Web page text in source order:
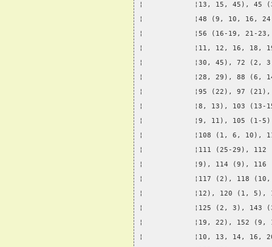
¦            ¦13, 15, 45), 45
¦            ¦48 (9, 10, 16,
¦            ¦56 (16-19, 21-
¦            ¦11, 12, 16, 18,
¦            ¦30, 45), 72 (2,
¦            ¦28, 29), 88 (6,
¦            ¦95 (22), 97
¦            ¦8, 13), 103
¦            ¦9, 11), 105 (1-
¦            ¦108 (1, 6, 10),
¦            ¦111 (25-29),
¦            ¦9), 114 (9),
¦            ¦117 (2), 118
¦            ¦12), 120 (1,
¦            ¦125 (2, 3), 143
¦            ¦19, 22), 152
¦            ¦10, 13, 14, 16,